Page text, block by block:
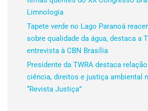
Limnologia
Tapete verde no Lago Paranoá
sobre qualidade da água, destaca a
entrevista à CBN Brasília
Presidente da TWRA destaca
ciência, direitos e justiça ambiental
“Revista Justiça”